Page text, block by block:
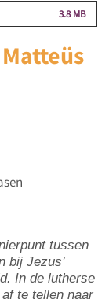
3.8 MB
tussen
bij Jezus’
In de lutherse
te tellen naar